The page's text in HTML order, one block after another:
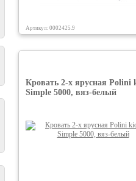
Артикул: 0002425.9
Кровать 2-х ярусная Polini
Simple 5000, вяз-белый